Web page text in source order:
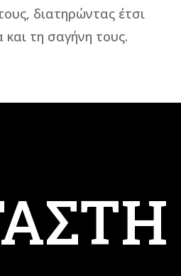
διατηρώντας έτσι
τη σαγήνη τους.